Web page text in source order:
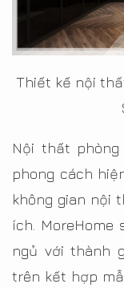
Thiết kế nội
Nội thất
phong cách
không gian nội
ích. MoreHome
ngủ với thành
trên kết hợp